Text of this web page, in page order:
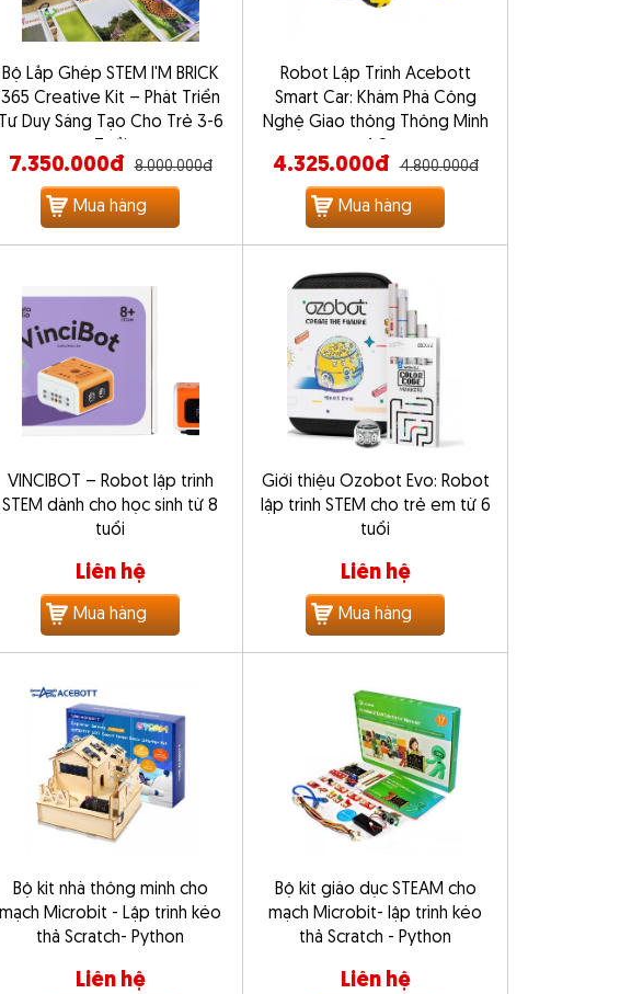
Bộ Lắp Ghép STEM I'M BRICK
365 Creative Kit – Phát Triển
Tư Duy Sáng Tạo Cho Trẻ 3-6
7.350.000đ 8.000.000đ
Mua hàng
Robot Lập Trình Acebott
Smart Car: Khám Phá Công
Nghệ Giao thông Thông Minh
4.325.000đ 4.800.000đ
Mua hàng
VINCIBOT – Robot lập trình
STEM dành cho học sinh từ 8
tuổi
Liên hệ
Mua hàng
Giới thiệu Ozobot Evo: Robot
lập trình STEM cho trẻ em từ 6
tuổi
Liên hệ
Mua hàng
Bộ kit nhà thông minh cho
mạch Microbit - Lập trình kéo
thả Scratch- Python
Liên hệ
Bộ kit giáo dục STEAM cho
mạch Microbit- lập trình kéo
thả Scratch - Python
Liên hệ